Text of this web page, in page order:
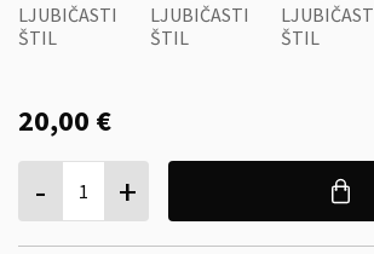
20,00 €
- 1 +